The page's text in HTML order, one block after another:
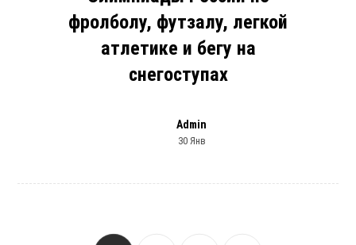
фролболу, футзалу, легкой
атлетике и бегу на
снегоступах
Admin
30 Янв